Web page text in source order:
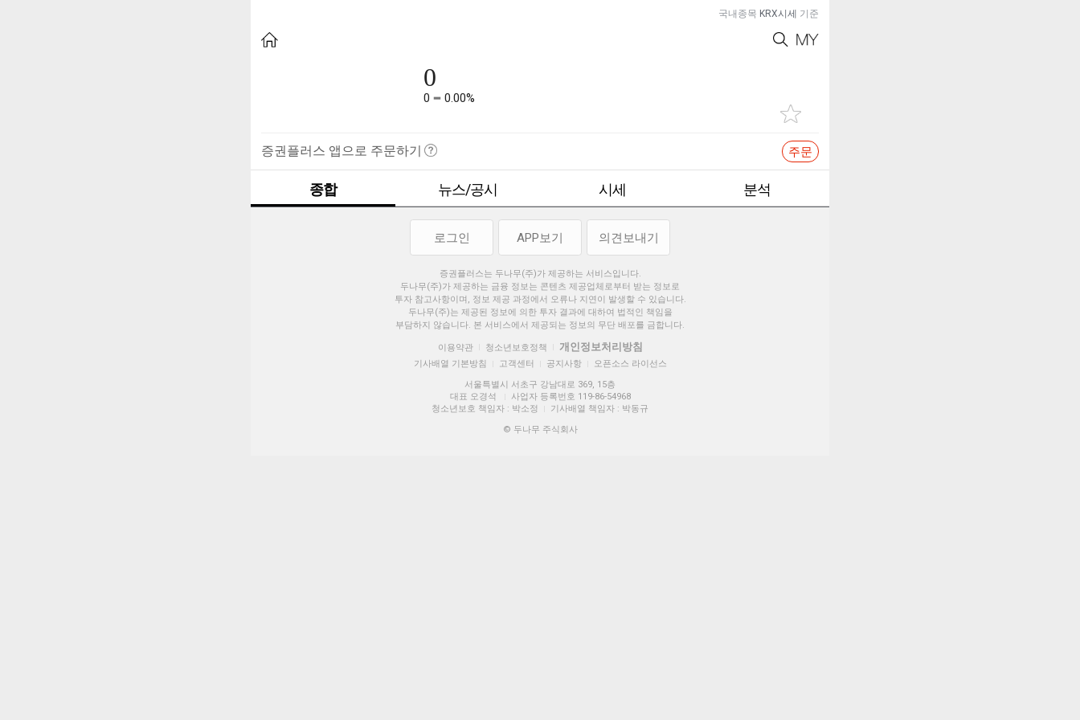
국내종목 KRX시세 기준
0
0 0.00%
증권플러스 앱으로 주문하기 주문
종합 뉴스/공시 시세 분석
로그인 APP보기 의견보내기
증권플러스는 두나무(주)가 제공하는 서비스입니다.
두나무(주)가 제공하는 금융 정보는 콘텐츠 제공업체로부터 받는 정보로
투자 참고사항이며, 정보 제공 과정에서 오류나 지연이 발생할 수 있습니다.
두나무(주)는 제공된 정보에 의한 투자 결과에 대하여 법적인 책임을
부담하지 않습니다. 본 서비스에서 제공되는 정보의 무단 배포를 금합니다.
이용약관 청소년보호정책 개인정보처리방침
기사배열 기본방침 고객센터 공지사항
오픈소스 라이선스
서울특별시 서초구 강남대로 369, 15층
대표 오경석
사업자 등록번호 119-86-54968
청소년보호 책임자 : 박소정
기사배열 책임자 : 박동규
© 두나무 주식회사